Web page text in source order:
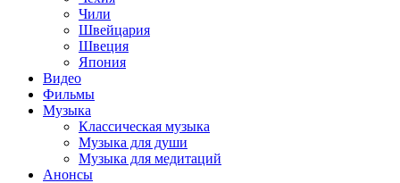
Чили
Швейцария
Швеция
Япония
Видео
Фильмы
Музыка
Классическая музыка
Музыка для души
Музыка для медитаций
Анонсы